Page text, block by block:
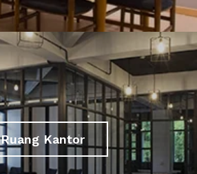
Ruang Kantor